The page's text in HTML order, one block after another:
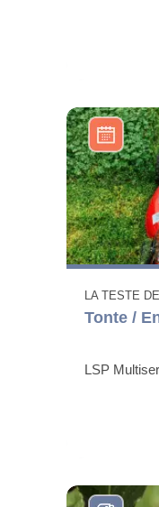
LA TESTE
Tonte /
LSP